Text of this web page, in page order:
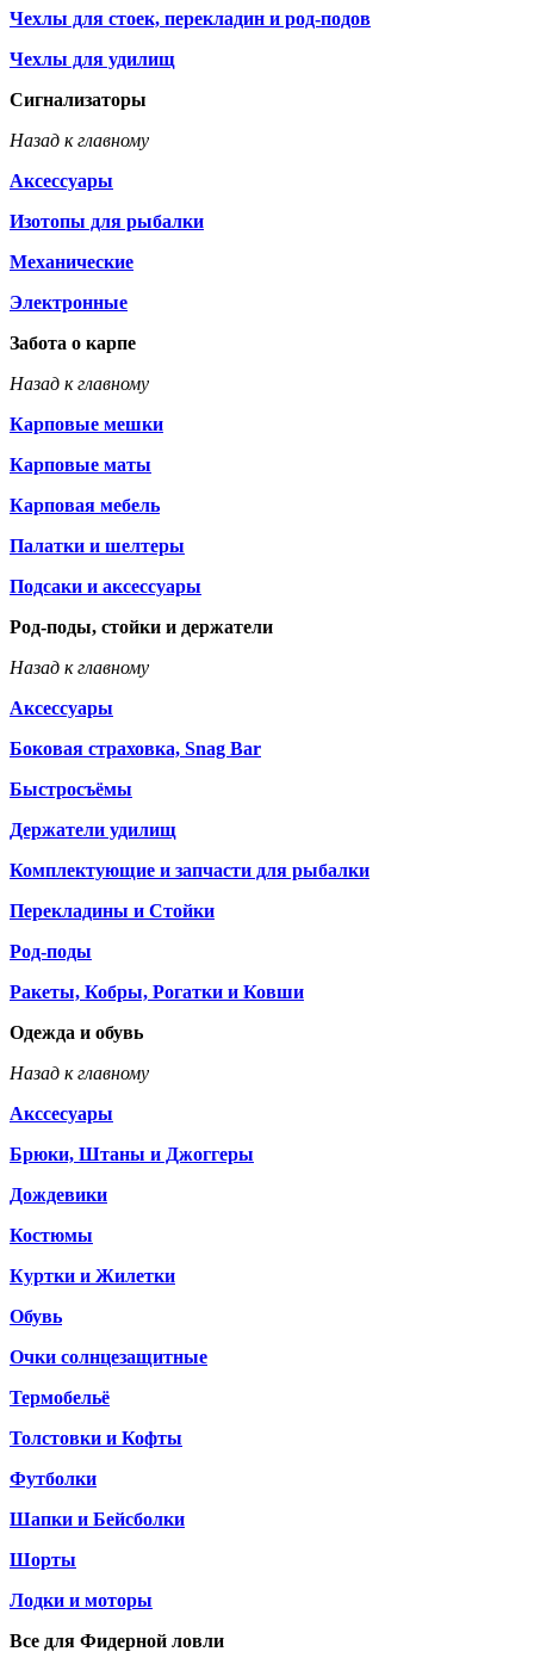
Чехлы для стоек, перекладин и род-подов
Чехлы для удилищ
Сигнализаторы
Назад к главному
Аксессуары
Изотопы для рыбалки
Механические
Электронные
Забота о карпе
Назад к главному
Карповые мешки
Карповые маты
Карповая мебель
Палатки и шелтеры
Подсаки и аксессуары
Род-поды, стойки и держатели
Назад к главному
Аксессуары
Боковая страховка, Snag Bar
Быстросъёмы
Держатели удилищ
Комплектующие и запчасти для рыбалки
Перекладины и Стойки
Род-поды
Ракеты, Кобры, Рогатки и Ковши
Одежда и обувь
Назад к главному
Акссесуары
Брюки, Штаны и Джоггеры
Дождевики
Костюмы
Куртки и Жилетки
Обувь
Очки солнцезащитные
Термобельё
Толстовки и Кофты
Футболки
Шапки и Бейсболки
Шорты
Лодки и моторы
Все для Фидерной ловли